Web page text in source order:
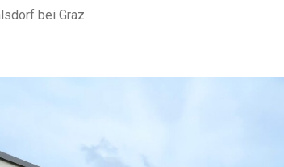
bei Graz